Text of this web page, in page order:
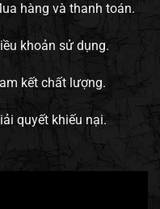
hàng và thanh toán.
khoản sử dụng.
kết chất lượng.
quyết khiếu nại.